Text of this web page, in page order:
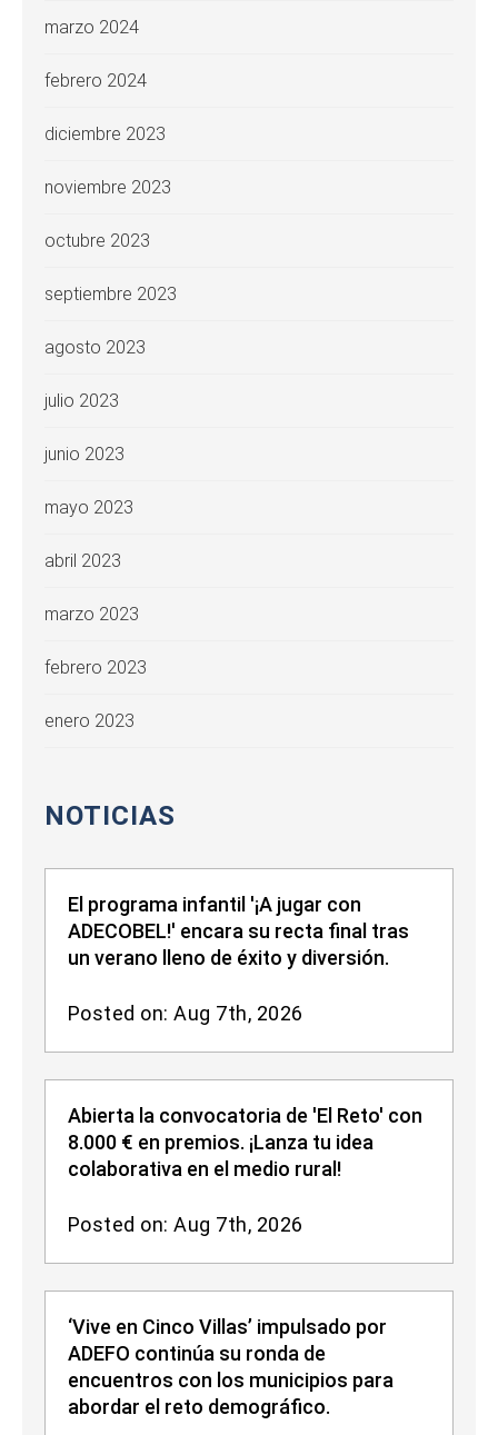
marzo 2024
febrero 2024
diciembre 2023
noviembre 2023
octubre 2023
septiembre 2023
agosto 2023
julio 2023
junio 2023
mayo 2023
abril 2023
marzo 2023
febrero 2023
enero 2023
NOTICIAS
El programa infantil '¡A jugar con
ADECOBEL!' encara su recta final tras
un verano lleno de éxito y diversión.
Posted on: Aug 7th, 2026
Abierta la convocatoria de 'El Reto' con
8.000 € en premios. ¡Lanza tu idea
colaborativa en el medio rural!
Posted on: Aug 7th, 2026
‘Vive en Cinco Villas’ impulsado por
ADEFO continúa su ronda de
encuentros con los municipios para
abordar el reto demográfico.